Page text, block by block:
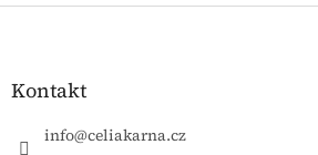
Zápatí
Kontakt
info@celiakarna.cz